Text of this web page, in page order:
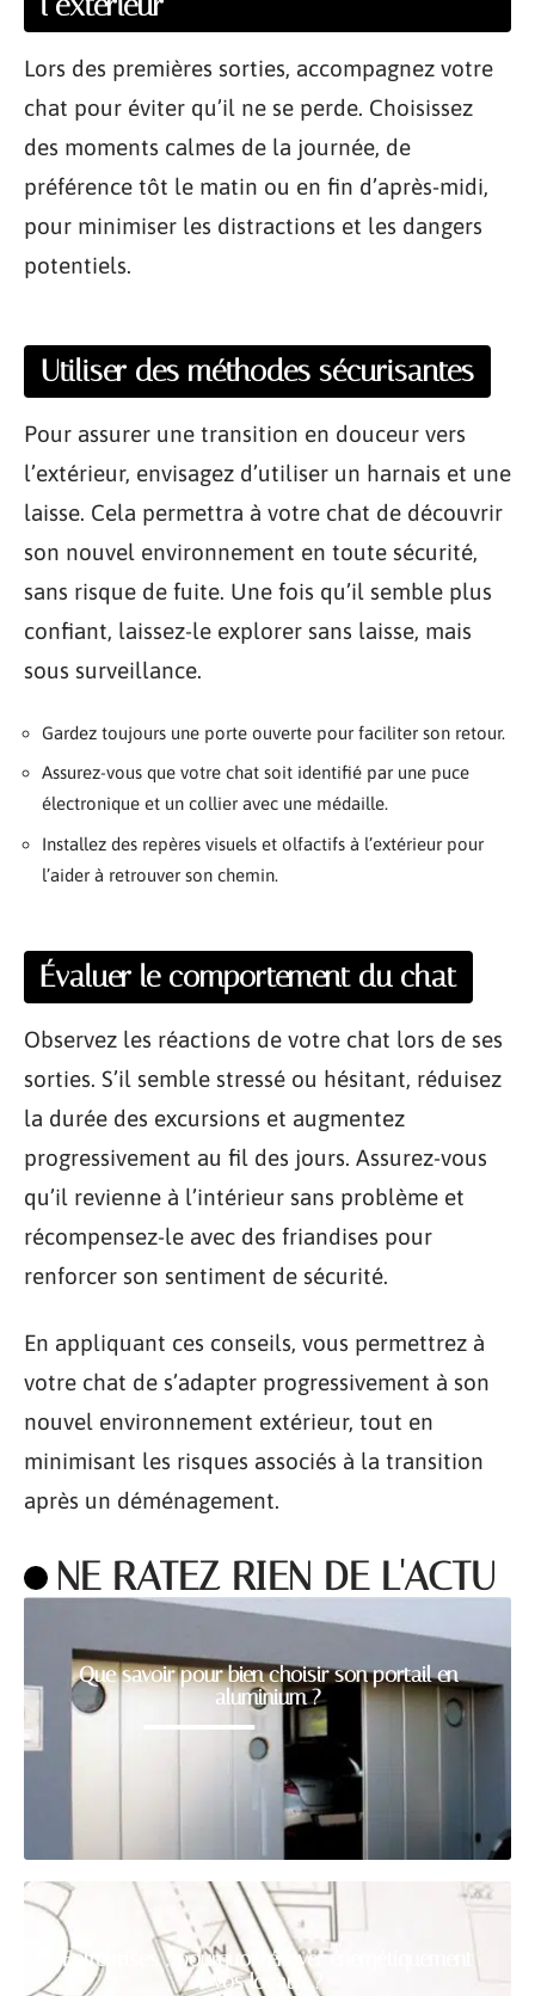
Lors des premières sorties, accompagnez votre
chat pour éviter qu’il ne se perde. Choisissez
des moments calmes de la journée, de
préférence tôt le matin ou en fin d’après-midi,
pour minimiser les distractions et les dangers
potentiels.
Utiliser des méthodes sécurisantes
Pour assurer une transition en douceur vers
l’extérieur, envisagez d’utiliser un harnais et une
laisse. Cela permettra à votre chat de découvrir
son nouvel environnement en toute sécurité,
sans risque de fuite. Une fois qu’il semble plus
confiant, laissez-le explorer sans laisse, mais
sous surveillance.
Gardez toujours une porte ouverte pour faciliter son retour.
Assurez-vous que votre chat soit identifié par une puce
électronique et un collier avec une médaille.
Installez des repères visuels et olfactifs à l’extérieur pour
l’aider à retrouver son chemin.
Évaluer le comportement du chat
Observez les réactions de votre chat lors de ses
sorties. S’il semble stressé ou hésitant, réduisez
la durée des excursions et augmentez
progressivement au fil des jours. Assurez-vous
qu’il revienne à l’intérieur sans problème et
récompensez-le avec des friandises pour
renforcer son sentiment de sécurité.
En appliquant ces conseils, vous permettrez à
votre chat de s’adapter progressivement à son
nouvel environnement extérieur, tout en
minimisant les risques associés à la transition
après un déménagement.
NE RATEZ RIEN DE L'ACTU
Que savoir pour bien choisir son portail en
aluminium ?
Entreprises : pourquoi rénover énergétiquement
vos locaux ?